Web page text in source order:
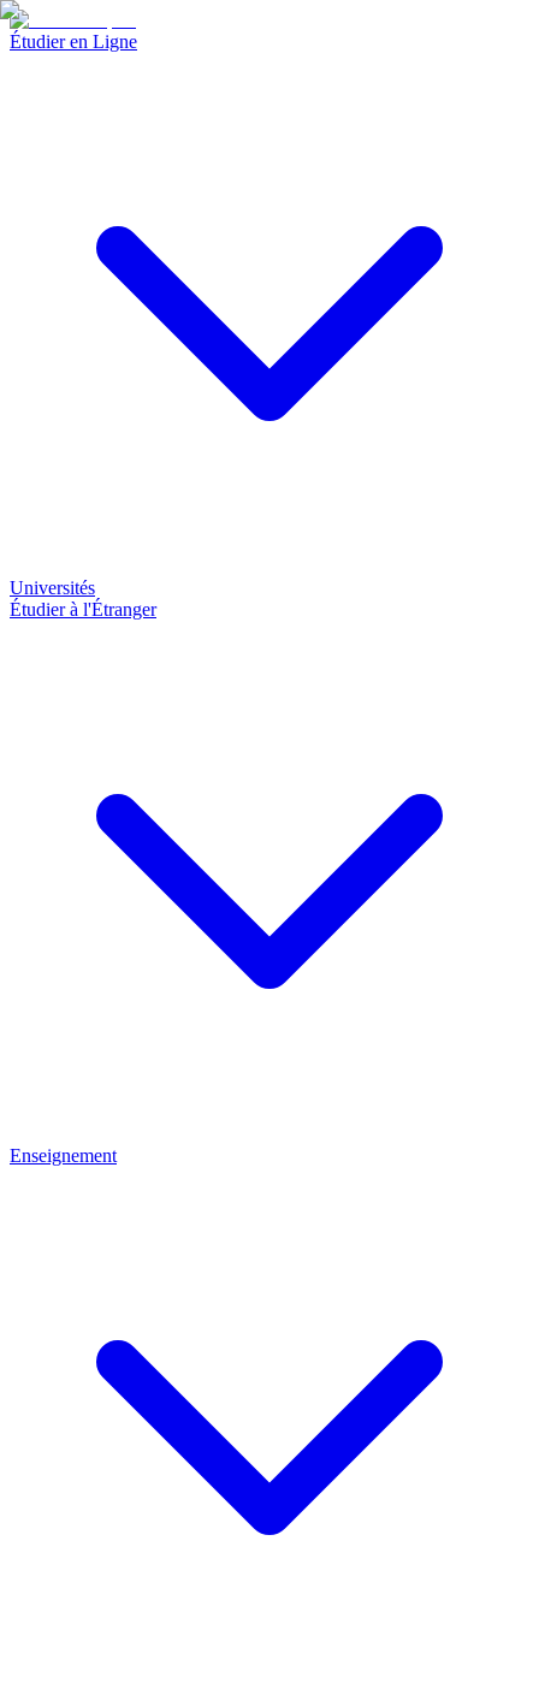
Étudier en Ligne
Universités
Étudier à l'Étranger
Enseignement